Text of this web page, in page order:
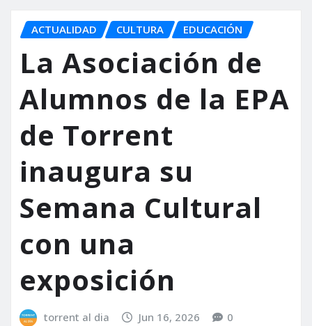
ACTUALIDAD CULTURA EDUCACIÓN
La Asociación de
Alumnos de la EPA
de Torrent
inaugura su
Semana Cultural
con una
exposición
torrent al dia Jun 16, 2026 0